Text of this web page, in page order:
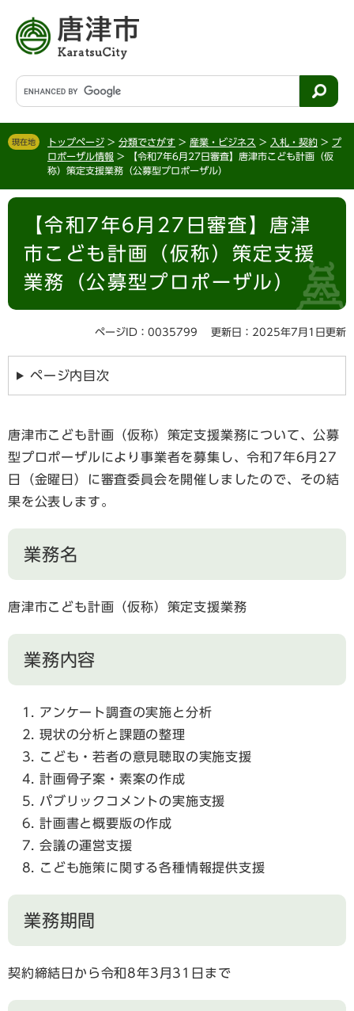
す
。
し
て
へ
G
o
g
l
ス
検
現在地 トップページ > 分類でさがす > 産業・ビジネス > 入札・契約 > プ
ロポーザル情報 >
【令和7年6月27日審査】唐津市こども計画（仮
称）策定支援業務（公募型プロポーザル）
本
【令和7年6月27日審査】唐津
市こども計画（仮称）策定支援
業務（公募型プロポーザル）
ページID：0035799 更新日：2025年7月1日更新
ページ内目次
唐津市こども計画（仮称）策定支援業務について、公募
型プロポーザルにより事業者を募集し、令和7年6月27
日（金曜日）に審査委員会を開催しましたので、その結
果を公表します。
業務名
唐津市こども計画（仮称）策定支援業務
業務内容
アンケート調査の実施と分析
現状の分析と課題の整理
こども・若者の意見聴取の実施支援
計画骨子案・素案の作成
パブリックコメントの実施支援
計画書と概要版の作成
会議の運営支援
こども施策に関する各種情報提供支援
業務期間
契約締結日から令和8年3月31日まで